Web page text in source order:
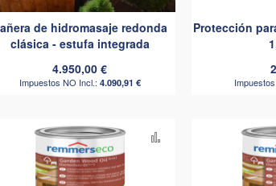
de hidromasaje redonda
clásica - estufa integrada
4.950,00 €
4.090,91 €
Protección